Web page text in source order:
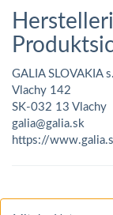
GALIA SLOVAKIA
Vlachy 142
SK-032 13 Vlachy
galia@galia.sk
https://